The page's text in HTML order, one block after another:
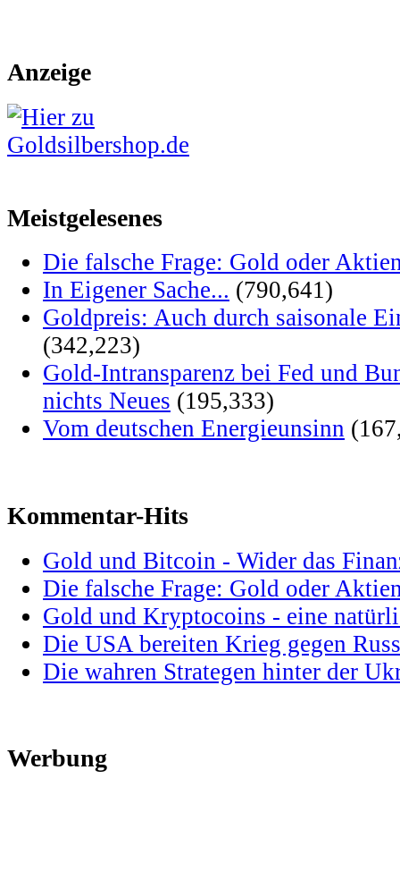
Anzeige
Meistgelesenes
Die falsche Frage: Gold oder
In Eigener Sache... (790,641)
Goldpreis: Auch durch saisonale
(342,223)
Gold-Intransparenz bei Fed und
nichts Neues (195,333)
Vom deutschen Energieunsinn
Kommentar-Hits
Gold und Bitcoin - Wider das
Die falsche Frage: Gold oder
Gold und Kryptocoins - eine
Die USA bereiten Krieg gegen
Die wahren Strategen hinter der
Werbung